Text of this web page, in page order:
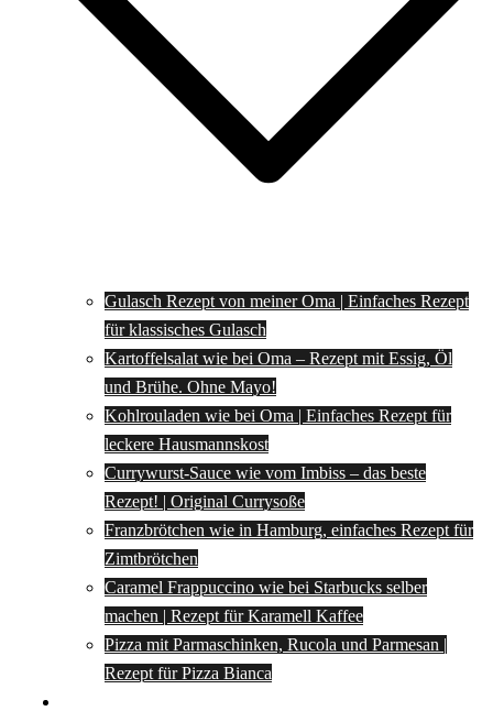
Gulasch Rezept von meiner Oma | Einfaches Rezept
für klassisches Gulasch
Kartoffelsalat wie bei Oma – Rezept mit Essig, Öl
und Brühe. Ohne Mayo!
Kohlrouladen wie bei Oma | Einfaches Rezept für
leckere Hausmannskost
Currywurst-Sauce wie vom Imbiss – das beste
Rezept! | Original Currysoße
Franzbrötchen wie in Hamburg, einfaches Rezept für
Zimtbrötchen
Caramel Frappuccino wie bei Starbucks selber
machen | Rezept für Karamell Kaffee
Pizza mit Parmaschinken, Rucola und Parmesan |
Rezept für Pizza Bianca